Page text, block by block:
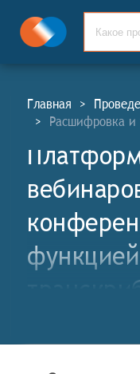
Главная >
> Расшифровка и